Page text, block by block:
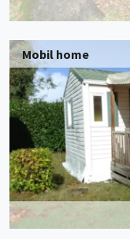
Mobil home